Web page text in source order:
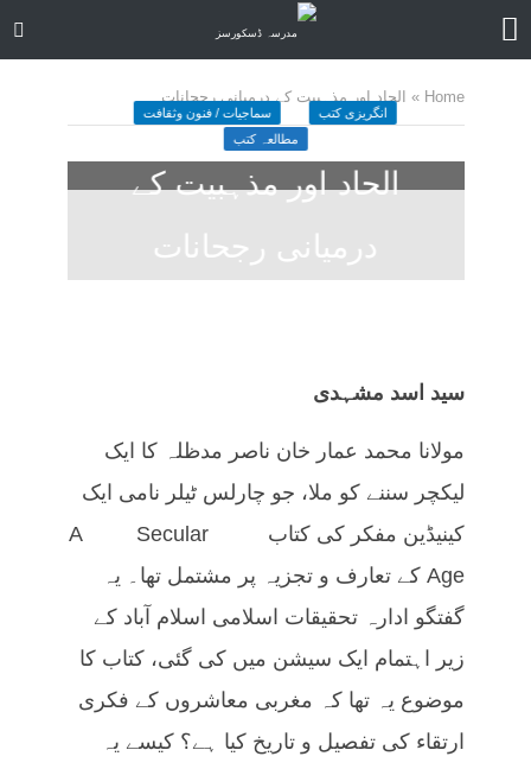
Home
» الحاد اور مذہبیت کے درمیانی رجحانات
انگریزی کتب
سماجیات / فنون وثقافت
مطالعہ کتب
الحاد اور مذہبیت کے
درمیانی رجحانات
سید اسد مشہدی
مولانا محمد عمار خان ناصر مدظلہ کا ایک
لیکچر سننے کو ملا، جو چارلس ٹیلر نامی ایک
کینیڈین مفکر کی کتاب A Secular
Age کے تعارف و تجزیہ پر مشتمل تھا۔ یہ
گفتگو ادارہ تحقیقات اسلامی اسلام آباد کے
زیر اہتمام ایک سیشن میں کی گئی، کتاب کا
موضوع یہ تھا کہ مغربی معاشروں کے فکری
ارتقاء کی تفصیل و تاریخ کیا ہے؟ کیسے یہ